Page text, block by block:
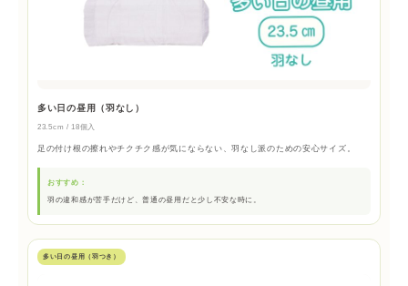
多い日の昼用（羽なし）
23.5cm / 18個入
足の付け根の擦れやチクチク感が気にならない、羽なし派のための安心サイズ。
おすすめ：
羽の違和感が苦手だけど、普通の昼用だと少し不安な時に。
多い日の昼用（羽つき）